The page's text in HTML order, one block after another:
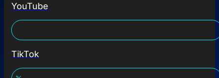
YouTube
TikTok